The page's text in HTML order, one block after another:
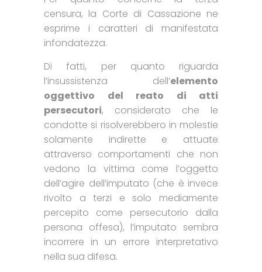
censura, la Corte di Cassazione ne
esprime i caratteri di manifestata
infondatezza.
Di fatti, per quanto riguarda
l’insussistenza dell’elemento
oggettivo del reato di atti
persecutori, considerato che le
condotte si risolverebbero in molestie
solamente indirette e attuate
attraverso comportamenti che non
vedono la vittima come l’oggetto
dell’agire dell’imputato (che è invece
rivolto a terzi e solo mediamente
percepito come persecutorio dalla
persona offesa), l’imputato sembra
incorrere in un errore interpretativo
nella sua difesa.